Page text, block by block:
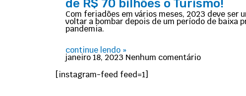
de R$ 70 bilhões o Turismo!
Com feriadões em vários meses, 2023 deve ser
voltar a bombar depois de um período de baixa
pandemia.
continue lendo »
janeiro 18, 2023 Nenhum comentário
[instagram-feed feed=1]